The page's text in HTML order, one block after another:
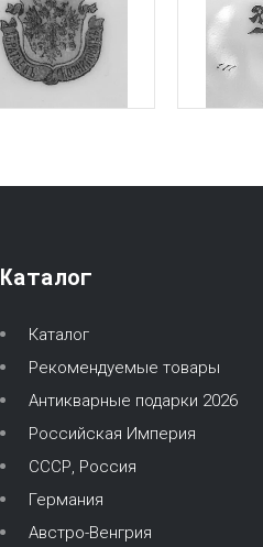
Каталог
Каталог
Рекомендуемые товары
Антикварные подарки 2026
Российская Империя
СССР, Россия
Германия
Австро-Венгрия